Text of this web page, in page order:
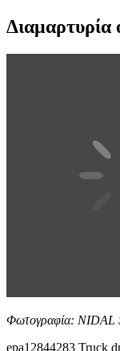
Διαμαρτυρία
Φωτογραφία: NIDAL
epa12844283 Truck